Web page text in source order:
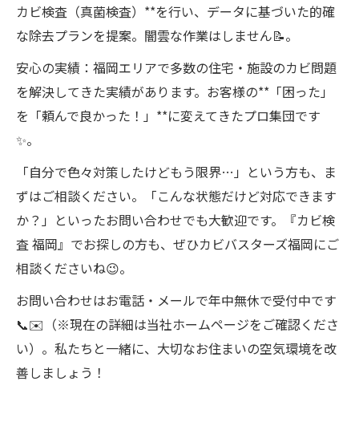
カビ検査（真菌検査）**を行い、データに基づいた的確
な除去プランを提案。闇雲な作業はしません📝。
安心の実績：福岡エリアで多数の住宅・施設のカビ問題
を解決してきた実績があります。お客様の**「困った」
を「頼んで良かった！」**に変えてきたプロ集団です
✨。
「自分で色々対策したけどもう限界…」という方も、ま
ずはご相談ください。「こんな状態だけど対応できます
か？」といったお問い合わせでも大歓迎です。『カビ検
査 福岡』でお探しの方も、ぜひカビバスターズ福岡にご
相談くださいね😉。
お問い合わせはお電話・メールで年中無休で受付中です
📞✉️（※現在の詳細は当社ホームページをご確認くださ
い）。私たちと一緒に、大切なお住まいの空気環境を改
善しましょう！